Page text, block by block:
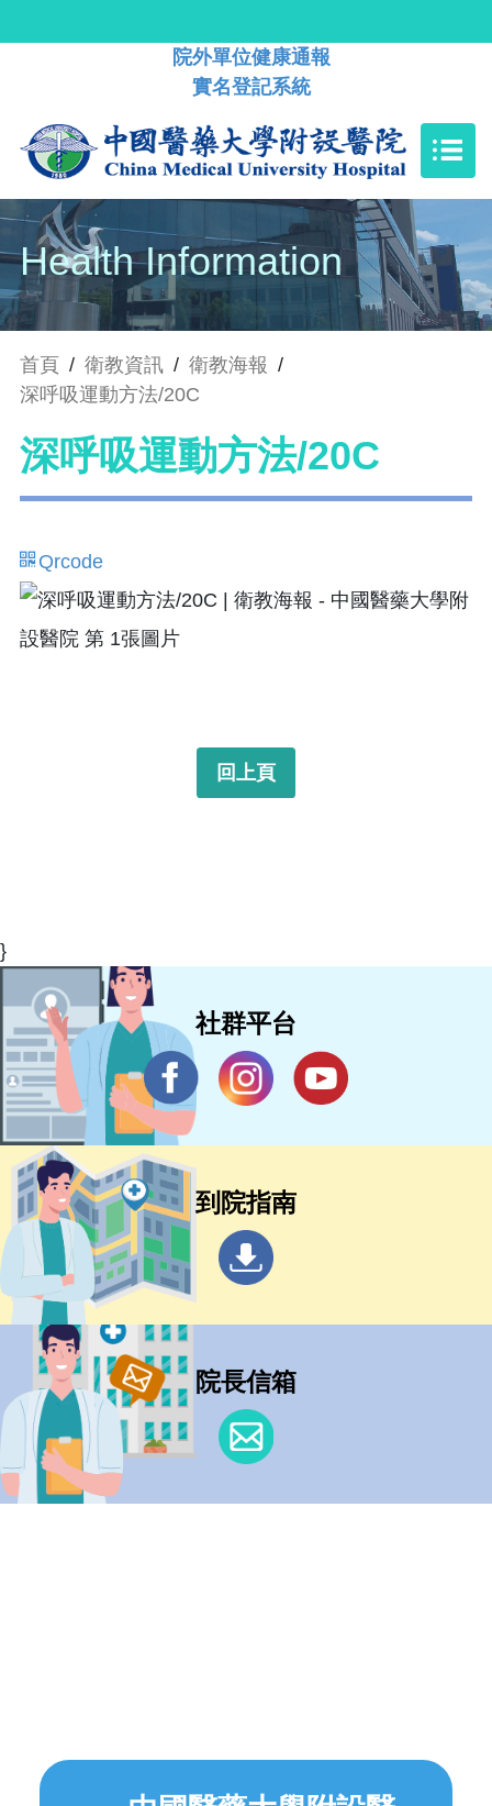
院外單位健康通報
實名登記系統
Health Information
首頁 / 衛教資訊 / 衛教海報 /
深呼吸運動方法/20C
深呼吸運動方法/20C
Qrcode
回上頁
}
社群平台
到院指南
院長信箱